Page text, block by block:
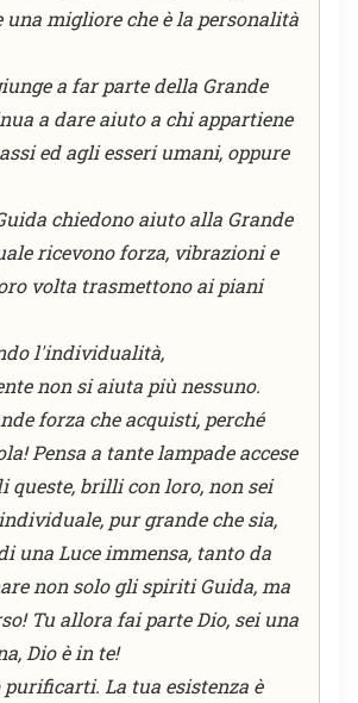
una migliore che è la personalità
a far parte della Grande
a dare aiuto a chi appartiene
ed agli esseri umani, oppure
chiedono aiuto alla Grande
ricevono forza, vibrazioni e
volta trasmettono ai piani
l'individualità,
non si aiuta più nessuno.
forza che acquisti, perché
Pensa a tante lampade accese
queste, brilli con loro, non sei
pur grande che sia,
una Luce immensa, tanto da
non solo gli spiriti Guida, ma
Tu allora fai parte Dio, sei una
Dio è in te!
purificarti. La tua esistenza è